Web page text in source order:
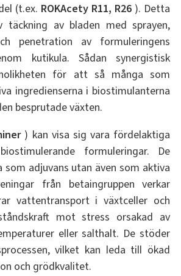
(t.ex. ROKAcety R11, R26 ). Detta
täckning av bladen med sprayen,
penetration av formuleringens
kutikula. Sådan synergistisk
för att så många som
ingredienserna i biostimulanterna
besprutade växten.
) kan visa sig vara fördelaktiga
formuleringar. De
adjuvans utan även som aktiva
från betaingruppen verkar
vattentransport i växtceller och
mot stress orsakad av
eller salthalt. De stöder
vilket kan leda till ökad
och grödkvalitet.